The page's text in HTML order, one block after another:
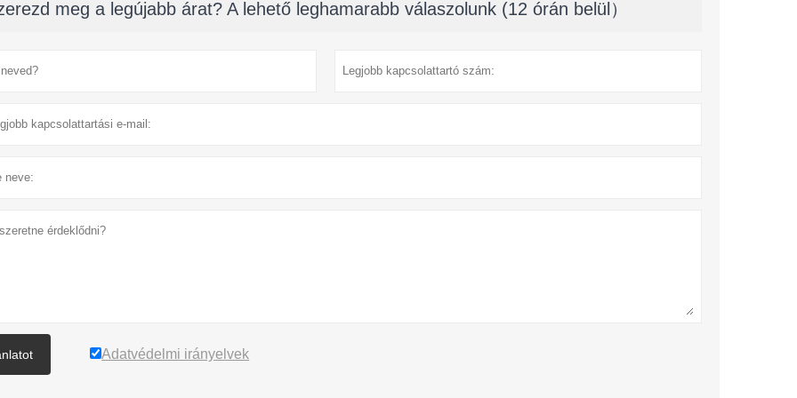
meg a legújabb árat? A lehető leghamarabb válaszolunk (12 órán belül）
Adatvédelmi irányelvek